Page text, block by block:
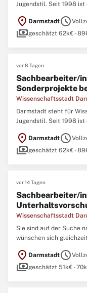
Jugendstil. Seit 1998
Zum 31. Dezember
location_on Darmstadtschedule
paymentsgeschätzt 62k€ -
vor 8 Tagen
Sachbearbeiter/
Sonderprojekte
Wissenschaftsstadt
Darmstadt steht für
Jugendstil. Seit 1998
Zum 31. Dezember
location_on Darmstadtschedule
paymentsgeschätzt 62k€ -
vor 14 Tagen
Sachbearbeiter/
Wissenschaftsstadt
Sie sind auf der Suche
wünschen sich
Verstärkung unseres
location_on Darmstadtschedule
paymentsgeschätzt 51k€ -